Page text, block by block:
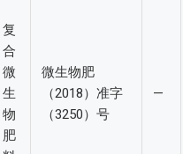
复
合
微
生
物
肥
微生物肥
（2018）准字
（3250）号
—